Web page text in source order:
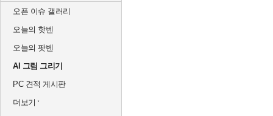
오픈 이슈 갤러리
오늘의 핫벤
오늘의 팟벤
AI 그림 그리기
PC 견적 게시판
더보기